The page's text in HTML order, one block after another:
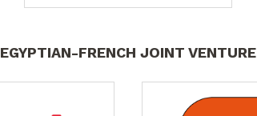
EGYPTIAN-FRENCH JOINT VENTURE